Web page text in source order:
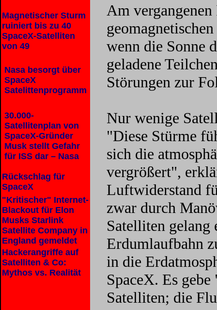
Magnetischer Sturm
ruiniert bis zu 40
SpaceX-Satelliten
von 49
Nasa besorgt über
SpaceX
Satelittenprogramm
30.000-
Satellitenplan von
SpaceX-Gründer
Musk stellt Gefahr
für ISS dar – Nasa
Rückschlag für
SpaceX
"Kritischer" Internet-
Blackout für Elon
Musks Starlink
Satellite Company in
England gemeldet
Hackerangriffe auf
Satelliten & Co:
Mythos vs. Realität
Am
wenn die Sonne
geladene
Störungen zur
Nur wenige
"Diese Stürme
sich die
vergrößert",
Luftwiderstand
zwar durch
Satelliten gelang
Erdumlaufbahn
in die
SpaceX. Es
Satelliten; die